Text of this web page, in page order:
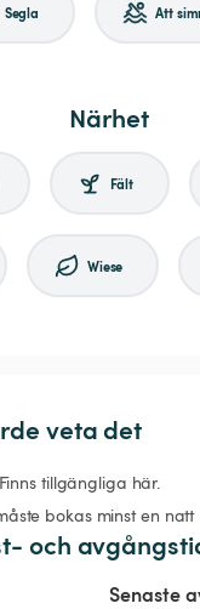
Segla Att
Närhet
Fält
Wiese
veta det
tillgängliga här.
bokas minst en natt
och
Senaste